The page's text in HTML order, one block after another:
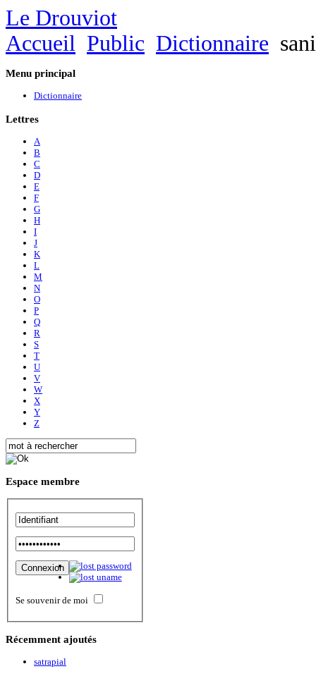
Le Drouviot
Accueil Public Dictionnaire
Menu principal
Dictionnaire
Lettres
A
B
C
D
E
F
G
H
I
J
K
L
M
N
O
P
Q
R
S
T
U
V
W
X
Y
Z
Espace membre
Se souvenir de moi
Récemment ajoutés
satrapial